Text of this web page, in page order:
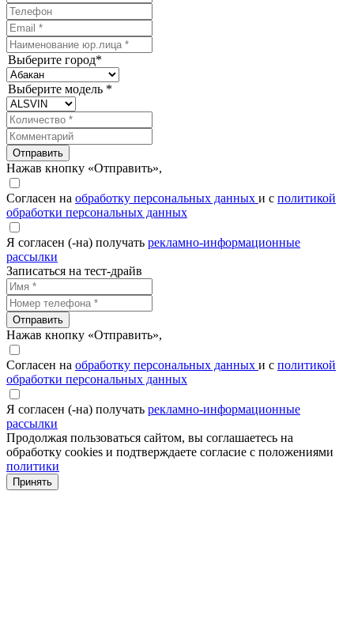
Выберите город*
Выберите модель *
Отправить
Нажав кнопку «Отправить»,
Согласен на обработку персональных данных и с политикой
обработки персональных данных
Я согласен (-на) получать рекламно-информационные
рассылки
Записаться на тест-драйв
Отправить
Нажав кнопку «Отправить»,
Согласен на обработку персональных данных и с политикой
обработки персональных данных
Я согласен (-на) получать рекламно-информационные
рассылки
Продолжая пользоваться сайтом, вы соглашаетесь на
обработку cookies и подтверждаете согласие с положениями
политики
Принять